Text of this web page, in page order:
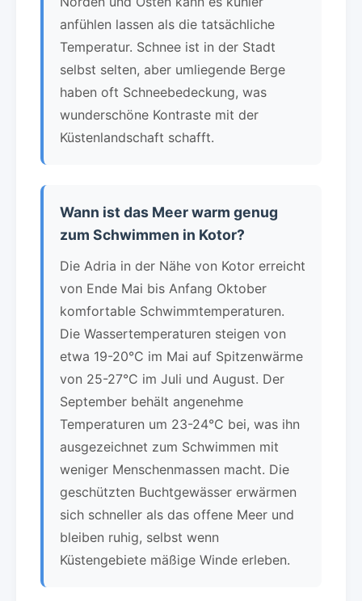
anfühlen lassen als die tatsächliche
Temperatur. Schnee ist in der Stadt
selbst selten, aber umliegende Berge
haben oft Schneebedeckung, was
wunderschöne Kontraste mit der
Küstenlandschaft schafft.
Wann ist das Meer warm genug
zum Schwimmen in Kotor?
Die Adria in der Nähe von Kotor erreicht
von Ende Mai bis Anfang Oktober
komfortable Schwimmtemperaturen.
Die Wassertemperaturen steigen von
etwa 19-20°C im Mai auf Spitzenwärme
von 25-27°C im Juli und August. Der
September behält angenehme
Temperaturen um 23-24°C bei, was ihn
ausgezeichnet zum Schwimmen mit
weniger Menschenmassen macht. Die
geschützten Buchtgewässer erwärmen
sich schneller als das offene Meer und
bleiben ruhig, selbst wenn
Küstengebiete mäßige Winde erleben.